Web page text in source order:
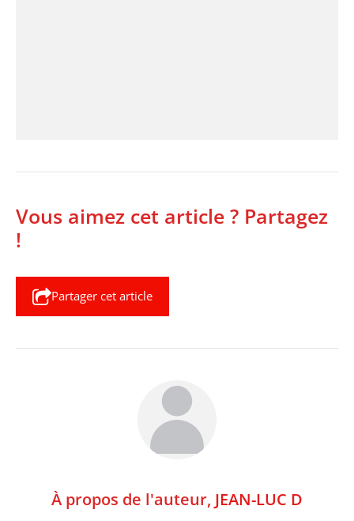
Vous aimez cet article ? Partagez
!
Partager cet article
À propos de l'auteur, JEAN-LUC D